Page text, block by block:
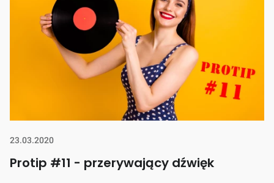
23.03.2020
Protip #11 - przerywający dźwięk